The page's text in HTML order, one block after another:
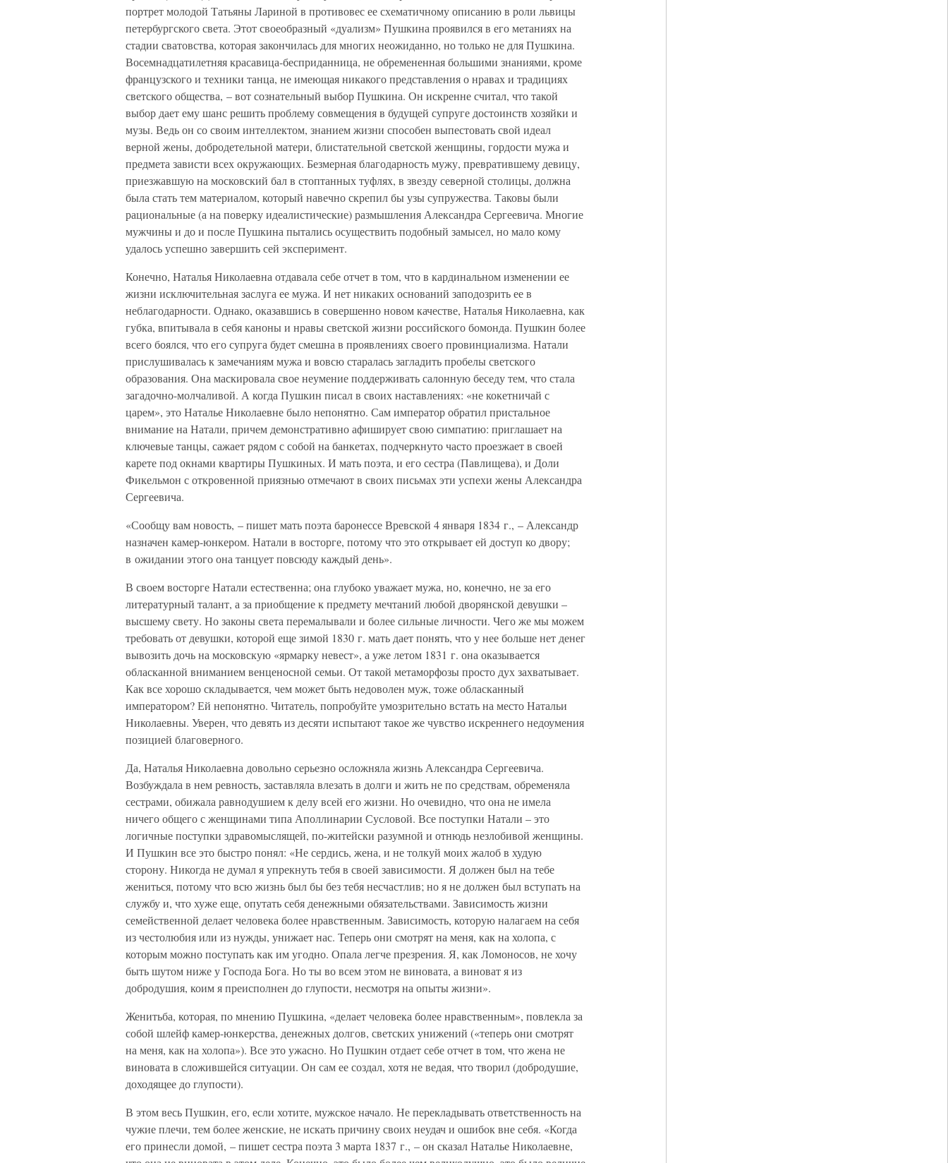
портрет молодой Татьяны Лариной в противовес ее схематичному описанию в роли львицы
петербургского света. Этот своеобразный «дуализм» Пушкина проявился в его метаниях на
стадии сватовства, которая закончилась для многих неожиданно, но только не для Пушкина.
Восемнадцатилетняя красавица-бесприданница, не обремененная большими знаниями, кроме
французского и техники танца, не имеющая никакого представления о нравах и традициях
светского общества, – вот сознательный выбор Пушкина. Он искренне считал, что такой
выбор дает ему шанс решить проблему совмещения в будущей супруге достоинств хозяйки и
музы. Ведь он со своим интеллектом, знанием жизни способен выпестовать свой идеал
верной жены, добродетельной матери, блистательной светской женщины, гордости мужа и
предмета зависти всех окружающих. Безмерная благодарность мужу, превратившему девицу,
приезжавшую на московский бал в стоптанных туфлях, в звезду северной столицы, должна
была стать тем материалом, который навечно скрепил бы узы супружества. Таковы были
рациональные (а на поверку идеалистические) размышления Александра Сергеевича. Многие
мужчины и до и после Пушкина пытались осуществить подобный замысел, но мало кому
удалось успешно завершить сей эксперимент.
Конечно, Наталья Николаевна отдавала себе отчет в том, что в кардинальном изменении ее
жизни исключительная заслуга ее мужа. И нет никаких оснований заподозрить ее в
неблагодарности. Однако, оказавшись в совершенно новом качестве, Наталья Николаевна, как
губка, впитывала в себя каноны и нравы светской жизни российского бомонда. Пушкин более
всего боялся, что его супруга будет смешна в проявлениях своего провинциализма. Натали
прислушивалась к замечаниям мужа и вовсю старалась загладить пробелы светского
образования. Она маскировала свое неумение поддерживать салонную беседу тем, что стала
загадочно-молчаливой. А когда Пушкин писал в своих наставлениях: «не кокетничай с
царем», это Наталье Николаевне было непонятно. Сам император обратил пристальное
внимание на Натали, причем демонстративно афиширует свою симпатию: приглашает на
ключевые танцы, сажает рядом с собой на банкетах, подчеркнуто часто проезжает в своей
карете под окнами квартиры Пушкиных. И мать поэта, и его сестра (Павлищева), и Доли
Фикельмон с откровенной приязнью отмечают в своих письмах эти успехи жены Александра
Сергеевича.
«Сообщу вам новость, – пишет мать поэта баронессе Вревской 4 января 1834 г., – Александр
назначен камер-юнкером. Натали в восторге, потому что это открывает ей доступ ко двору;
в ожидании этого она танцует повсюду каждый день».
В своем восторге Натали естественна; она глубоко уважает мужа, но, конечно, не за его
литературный талант, а за приобщение к предмету мечтаний любой дворянской девушки –
высшему свету. Но законы света перемалывали и более сильные личности. Чего же мы можем
требовать от девушки, которой еще зимой 1830 г. мать дает понять, что у нее больше нет денег
вывозить дочь на московскую «ярмарку невест», а уже летом 1831 г. она оказывается
обласканной вниманием венценосной семьи. От такой метаморфозы просто дух захватывает.
Как все хорошо складывается, чем может быть недоволен муж, тоже обласканный
императором? Ей непонятно. Читатель, попробуйте умозрительно встать на место Натальи
Николаевны. Уверен, что девять из десяти испытают такое же чувство искреннего недоумения
позицией благоверного.
Да, Наталья Николаевна довольно серьезно осложняла жизнь Александра Сергеевича.
Возбуждала в нем ревность, заставляла влезать в долги и жить не по средствам, обременяла
сестрами, обижала равнодушием к делу всей его жизни. Но очевидно, что она не имела
ничего общего с женщинами типа Аполлинарии Сусловой. Все поступки Натали – это
логичные поступки здравомыслящей, по-житейски разумной и отнюдь незлобивой женщины.
И Пушкин все это быстро понял: «Не сердись, жена, и не толкуй моих жалоб в худую
сторону. Никогда не думал я упрекнуть тебя в своей зависимости. Я должен был на тебе
жениться, потому что всю жизнь был бы без тебя несчастлив; но я не должен был вступать на
службу и, что хуже еще, опутать себя денежными обязательствами. Зависимость жизни
семейственной делает человека более нравственным. Зависимость, которую налагаем на себя
из честолюбия или из нужды, унижает нас. Теперь они смотрят на меня, как на холопа, с
которым можно поступать как им угодно. Опала легче презрения. Я, как Ломоносов, не хочу
быть шутом ниже у Господа Бога. Но ты во всем этом не виновата, а виноват я из
добродушия, коим я преисполнен до глупости, несмотря на опыты жизни».
Женитьба, которая, по мнению Пушкина, «делает человека более нравственным», повлекла за
собой шлейф камер-юнкерства, денежных долгов, светских унижений («теперь они смотрят
на меня, как на холопа»). Все это ужасно. Но Пушкин отдает себе отчет в том, что жена не
виновата в сложившейся ситуации. Он сам ее создал, хотя не ведая, что творил (добродушие,
доходящее до глупости).
В этом весь Пушкин, его, если хотите, мужское начало. Не перекладывать ответственность на
чужие плечи, тем более женские, не искать причину своих неудач и ошибок вне себя. «Когда
его принесли домой, – пишет сестра поэта 3 марта 1837 г., – он сказал Наталье Николаевне,